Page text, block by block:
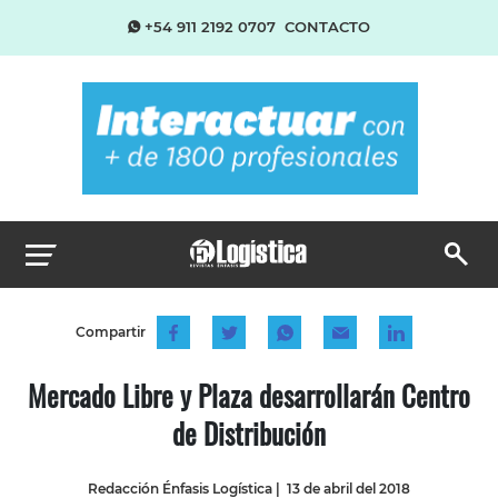
+54 911 2192 0707 CONTACTO
Compartir
Mercado Libre y Plaza desarrollarán Centro
de Distribución
Redacción Énfasis Logística | 13 de abril del 2018